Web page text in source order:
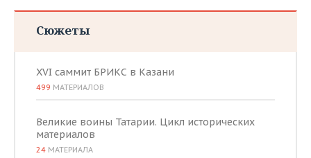
Сюжеты
XVI саммит БРИКС в Казани
499 МАТЕРИАЛОВ
Великие воины Татарии. Цикл исторических
материалов
24 МАТЕРИАЛА